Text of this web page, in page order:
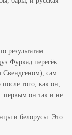
результатам:
Фуркад пересёк
Свендсеном), сам
после того, как он,
первым он так и не
и белорусы. Это